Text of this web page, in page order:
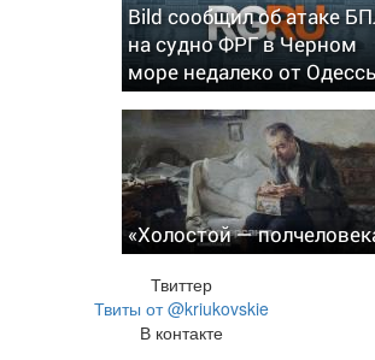
Bild сообщил об атаке
на судно ФРГ в Черном
море недалеко от
«Холостой —
Твиттер
Твиты от @kriukovskie
В контакте